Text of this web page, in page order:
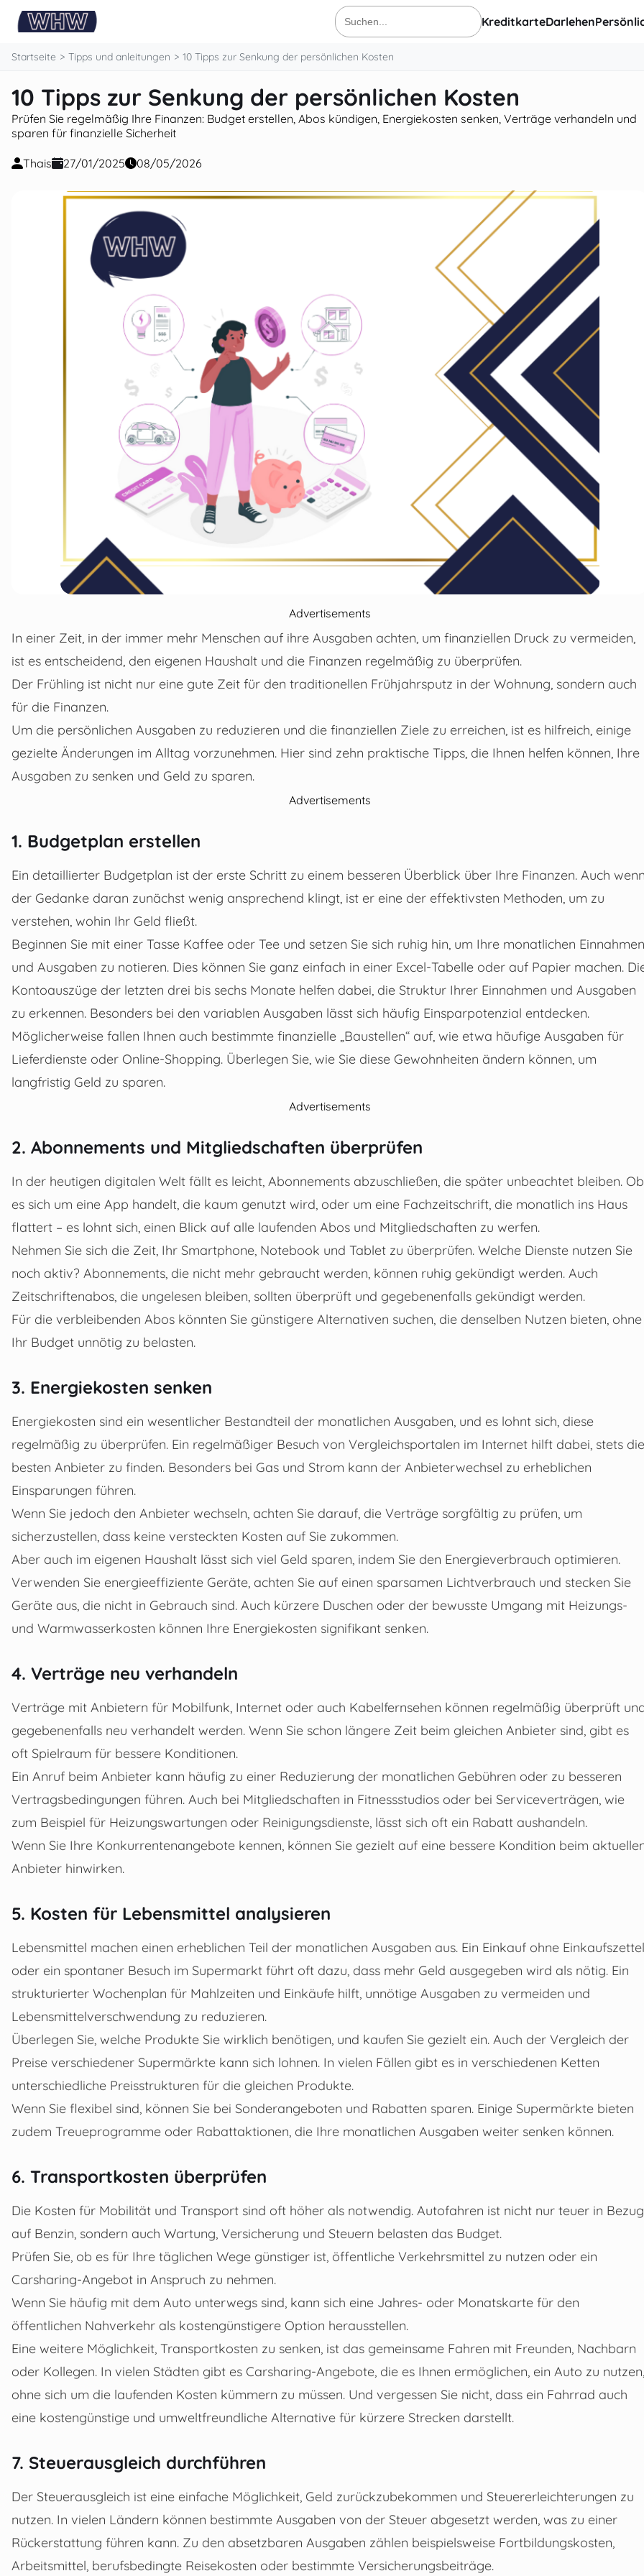
Suche
nach:
KreditkarteDarlehen
Startseite Tipps und anleitungen 10 Tipps zur Senkung der persönlichen Kosten
10 Tipps zur Senkung der persönlichen Kosten
Prüfen Sie regelmäßig Ihre Finanzen: Budget erstellen, Abos kündigen, Energiekosten senken, Verträge verhandeln und
sparen für finanzielle Sicherheit
Thais 27/01/2025 08/05/2026
Advertisements
In einer Zeit, in der immer mehr Menschen auf ihre Ausgaben achten, um finanziellen Druck zu vermeiden,
ist es entscheidend, den eigenen Haushalt und die Finanzen regelmäßig zu überprüfen.
Der Frühling ist nicht nur eine gute Zeit für den traditionellen Frühjahrsputz in der Wohnung, sondern auch
für die Finanzen.
Um die persönlichen Ausgaben zu reduzieren und die finanziellen Ziele zu erreichen, ist es hilfreich, einige
gezielte Änderungen im Alltag vorzunehmen. Hier sind zehn praktische Tipps, die Ihnen helfen können, Ihre
Ausgaben zu senken und Geld zu sparen.
Advertisements
1. Budgetplan erstellen
Ein detaillierter Budgetplan ist der erste Schritt zu einem besseren Überblick über Ihre Finanzen. Auch
der Gedanke daran zunächst wenig ansprechend klingt, ist er eine der effektivsten Methoden, um zu
verstehen, wohin Ihr Geld fließt.
Beginnen Sie mit einer Tasse Kaffee oder Tee und setzen Sie sich ruhig hin, um Ihre monatlichen Einnahmen
und Ausgaben zu notieren. Dies können Sie ganz einfach in einer Excel-Tabelle oder auf Papier machen.
Kontoauszüge der letzten drei bis sechs Monate helfen dabei, die Struktur Ihrer Einnahmen und Ausgaben
zu erkennen. Besonders bei den variablen Ausgaben lässt sich häufig Einsparpotenzial entdecken.
Möglicherweise fallen Ihnen auch bestimmte finanzielle „Baustellen“ auf, wie etwa häufige Ausgaben für
Lieferdienste oder Online-Shopping. Überlegen Sie, wie Sie diese Gewohnheiten ändern können, um
langfristig Geld zu sparen.
Advertisements
2. Abonnements und Mitgliedschaften überprüfen
In der heutigen digitalen Welt fällt es leicht, Abonnements abzuschließen, die später unbeachtet bleiben. Ob
es sich um eine App handelt, die kaum genutzt wird, oder um eine Fachzeitschrift, die monatlich ins Haus
flattert – es lohnt sich, einen Blick auf alle laufenden Abos und Mitgliedschaften zu werfen.
Nehmen Sie sich die Zeit, Ihr Smartphone, Notebook und Tablet zu überprüfen. Welche Dienste nutzen Sie
noch aktiv? Abonnements, die nicht mehr gebraucht werden, können ruhig gekündigt werden. Auch
Zeitschriftenabos, die ungelesen bleiben, sollten überprüft und gegebenenfalls gekündigt werden.
Für die verbleibenden Abos könnten Sie günstigere Alternativen suchen, die denselben Nutzen bieten, ohne
Ihr Budget unnötig zu belasten.
3. Energiekosten senken
Energiekosten sind ein wesentlicher Bestandteil der monatlichen Ausgaben, und es lohnt sich, diese
regelmäßig zu überprüfen. Ein regelmäßiger Besuch von Vergleichsportalen im Internet hilft dabei, stets die
besten Anbieter zu finden. Besonders bei Gas und Strom kann der Anbieterwechsel zu erheblichen
Einsparungen führen.
Wenn Sie jedoch den Anbieter wechseln, achten Sie darauf, die Verträge sorgfältig zu prüfen, um
sicherzustellen, dass keine versteckten Kosten auf Sie zukommen.
Aber auch im eigenen Haushalt lässt sich viel Geld sparen, indem Sie den Energieverbrauch optimieren.
Verwenden Sie energieeffiziente Geräte, achten Sie auf einen sparsamen Lichtverbrauch und stecken Sie
Geräte aus, die nicht in Gebrauch sind. Auch kürzere Duschen oder der bewusste Umgang mit Heizungs-
und Warmwasserkosten können Ihre Energiekosten signifikant senken.
4. Verträge neu verhandeln
Verträge mit Anbietern für Mobilfunk, Internet oder auch Kabelfernsehen können regelmäßig überprüft
gegebenenfalls neu verhandelt werden. Wenn Sie schon längere Zeit beim gleichen Anbieter sind, gibt es
oft Spielraum für bessere Konditionen.
Ein Anruf beim Anbieter kann häufig zu einer Reduzierung der monatlichen Gebühren oder zu besseren
Vertragsbedingungen führen. Auch bei Mitgliedschaften in Fitnessstudios oder bei Serviceverträgen, wie
zum Beispiel für Heizungswartungen oder Reinigungsdienste, lässt sich oft ein Rabatt aushandeln.
Wenn Sie Ihre Konkurrentenangebote kennen, können Sie gezielt auf eine bessere Kondition beim
Anbieter hinwirken.
5. Kosten für Lebensmittel analysieren
Lebensmittel machen einen erheblichen Teil der monatlichen Ausgaben aus. Ein Einkauf ohne Einkaufszettel
oder ein spontaner Besuch im Supermarkt führt oft dazu, dass mehr Geld ausgegeben wird als nötig. Ein
strukturierter Wochenplan für Mahlzeiten und Einkäufe hilft, unnötige Ausgaben zu vermeiden und
Lebensmittelverschwendung zu reduzieren.
Überlegen Sie, welche Produkte Sie wirklich benötigen, und kaufen Sie gezielt ein. Auch der Vergleich der
Preise verschiedener Supermärkte kann sich lohnen. In vielen Fällen gibt es in verschiedenen Ketten
unterschiedliche Preisstrukturen für die gleichen Produkte.
Wenn Sie flexibel sind, können Sie bei Sonderangeboten und Rabatten sparen. Einige Supermärkte bieten
zudem Treueprogramme oder Rabattaktionen, die Ihre monatlichen Ausgaben weiter senken können.
6. Transportkosten überprüfen
Die Kosten für Mobilität und Transport sind oft höher als notwendig. Autofahren ist nicht nur teuer in Bezug
auf Benzin, sondern auch Wartung, Versicherung und Steuern belasten das Budget.
Prüfen Sie, ob es für Ihre täglichen Wege günstiger ist, öffentliche Verkehrsmittel zu nutzen oder ein
Carsharing-Angebot in Anspruch zu nehmen.
Wenn Sie häufig mit dem Auto unterwegs sind, kann sich eine Jahres- oder Monatskarte für den
öffentlichen Nahverkehr als kostengünstigere Option herausstellen.
Eine weitere Möglichkeit, Transportkosten zu senken, ist das gemeinsame Fahren mit Freunden, Nachbarn
oder Kollegen. In vielen Städten gibt es Carsharing-Angebote, die es Ihnen ermöglichen, ein Auto zu nutzen,
ohne sich um die laufenden Kosten kümmern zu müssen. Und vergessen Sie nicht, dass ein Fahrrad auch
eine kostengünstige und umweltfreundliche Alternative für kürzere Strecken darstellt.
7. Steuerausgleich durchführen
Der Steuerausgleich ist eine einfache Möglichkeit, Geld zurückzubekommen und Steuererleichterungen zu
nutzen. In vielen Ländern können bestimmte Ausgaben von der Steuer abgesetzt werden, was zu einer
Rückerstattung führen kann. Zu den absetzbaren Ausgaben zählen beispielsweise Fortbildungskosten,
Arbeitsmittel, berufsbedingte Reisekosten oder bestimmte Versicherungsbeiträge.